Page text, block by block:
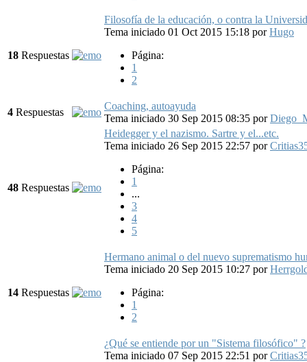
18 Respuestas
Filosofía de la educación, o contra la
Tema iniciado 01 Oct 2015 15:18 porHugo
Página:
1
2
4 Respuestas
Coaching, autoayuda
Tema iniciado 30 Sep 2015 08:35 por
48 Respuestas
Heidegger y el nazismo. Sartre y el...etc.
Tema iniciado 26 Sep 2015 22:57 por
Página:
1
...
3
4
5
14 Respuestas
Hermano animal o del nuevo suprematismo
Tema iniciado 20 Sep 2015 10:27 por
Página:
1
2
¿Qué se entiende por un "Sistema filosófico" ?
Tema iniciado 07 Sep 2015 22:51 por